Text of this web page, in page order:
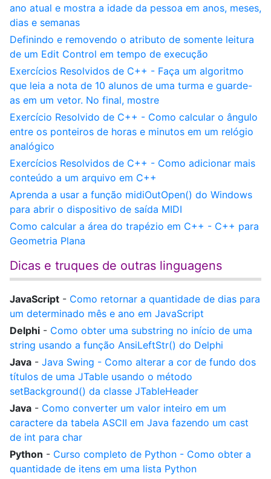
ano atual e mostra a idade da pessoa em anos, meses,
dias e semanas
Definindo e removendo o atributo de somente leitura
de um Edit Control em tempo de execução
Exercícios Resolvidos de C++ - Faça um algoritmo
que leia a nota de 10 alunos de uma turma e guarde-
as em um vetor. No final, mostre
Exercício Resolvido de C++ - Como calcular o ângulo
entre os ponteiros de horas e minutos em um relógio
analógico
Exercícios Resolvidos de C++ - Como adicionar mais
conteúdo a um arquivo em C++
Aprenda a usar a função midiOutOpen() do Windows
para abrir o dispositivo de saída MIDI
Como calcular a área do trapézio em C++ - C++ para
Geometria Plana
Dicas e truques de outras linguagens
JavaScript - Como retornar a quantidade de dias para
um determinado mês e ano em JavaScript
Delphi - Como obter uma substring no início de uma
string usando a função AnsiLeftStr() do Delphi
Java - Java Swing - Como alterar a cor de fundo dos
títulos de uma JTable usando o método
setBackground() da classe JTableHeader
Java - Como converter um valor inteiro em um
caractere da tabela ASCII em Java fazendo um cast
de int para char
Python - Curso completo de Python - Como obter a
quantidade de itens em uma lista Python